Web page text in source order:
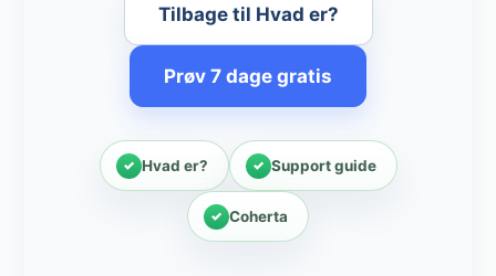
Tilbage til Hvad er?
Prøv 7 dage gratis
Hvad er? Support guide
Coherta